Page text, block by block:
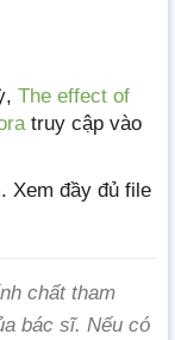
The effect of
truy cập vào
Xem đầy đủ file
chất tham
bác sĩ. Nếu có